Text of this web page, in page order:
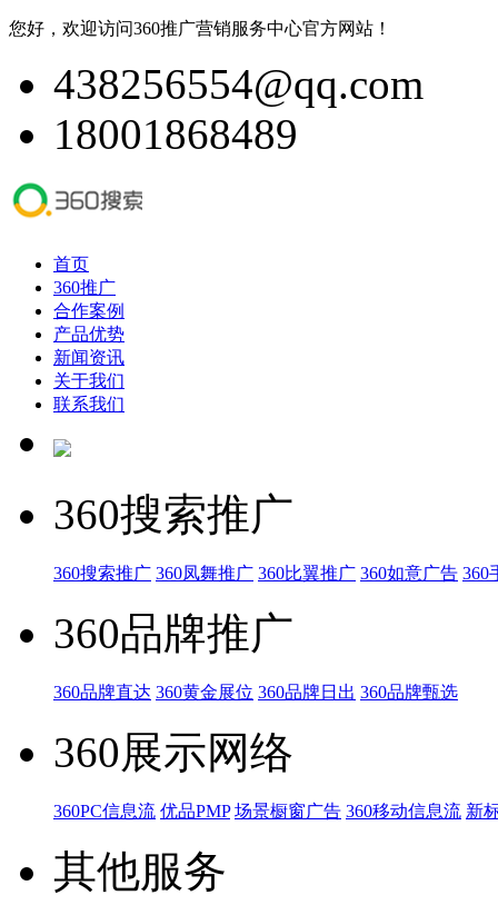
您好，欢迎访问360推广营销服务中心官方网站！
438256554@qq.com
18001868489
首页
360推广
合作案例
产品优势
新闻资讯
关于我们
联系我们
360搜索推广
360搜索推广 360凤舞推广 360比翼推广 360如意广告 360
360品牌推广
360品牌直达 360黄金展位 360品牌日出 360品牌甄选
360展示网络
360PC信息流 优品PMP 场景橱窗广告 360移动信息流 新
其他服务